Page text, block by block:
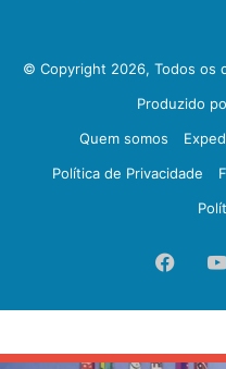
© Copyright 2026, Todos os
Produzido
Quem somos
Política de Privacidade